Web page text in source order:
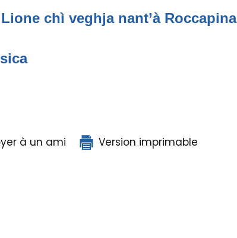
chì veghja nant’à Roccapina
à un ami Version imprimable